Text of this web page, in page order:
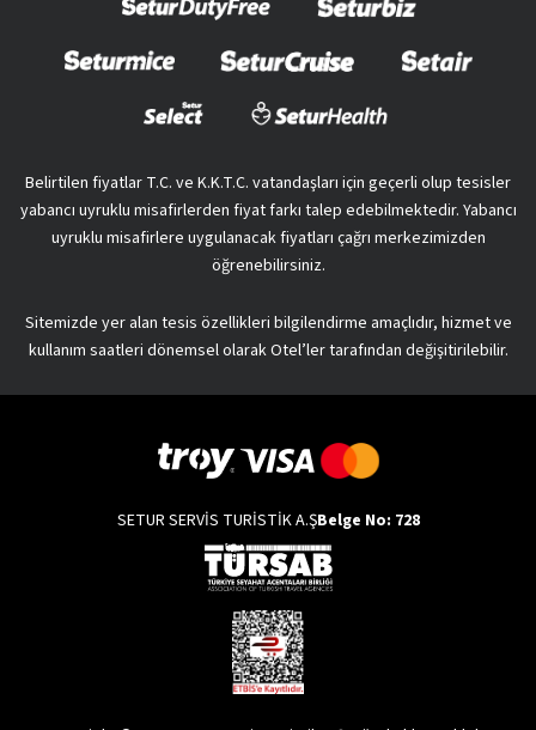
Belirtilen fiyatlar T.C. ve K.K.T.C. vatandaşları için geçerli olup tesisler
yabancı uyruklu misafirlerden fiyat farkı talep edebilmektedir. Yabancı
uyruklu misafirlere uygulanacak fiyatları çağrı merkezimizden
öğrenebilirsiniz.
Sitemizde yer alan tesis özellikleri bilgilendirme amaçlıdır, hizmet ve
kullanım saatleri dönemsel olarak Otel’ler tarafından değişitirilebilir.
SETUR SERVİS TURİSTİK A.ŞBelge No: 728